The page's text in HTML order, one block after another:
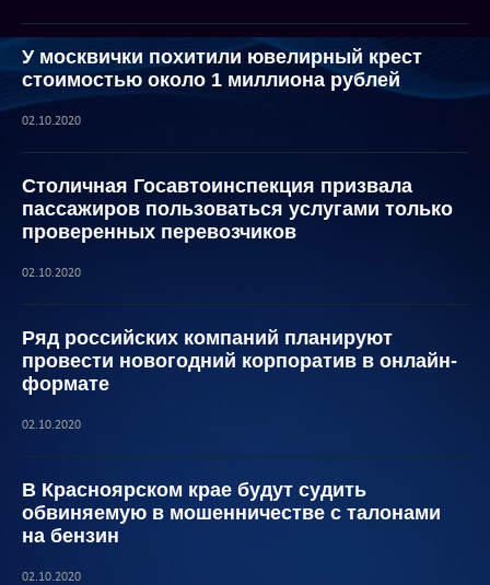
У москвички похитили ювелирный крест
стоимостью около 1 миллиона рублей
02.10.2020
Столичная Госавтоинспекция призвала
пассажиров пользоваться услугами только
проверенных перевозчиков
02.10.2020
Ряд российских компаний планируют
провести новогодний корпоратив в онлайн-
формате
02.10.2020
В Красноярском крае будут судить
обвиняемую в мошенничестве с талонами
на бензин
02.10.2020